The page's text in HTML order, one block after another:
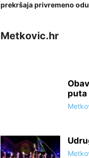
prekršaja privremeno
Metkovic.hr
puta